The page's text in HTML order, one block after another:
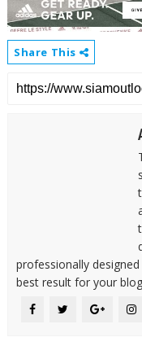
Share This
professionally
best result for your